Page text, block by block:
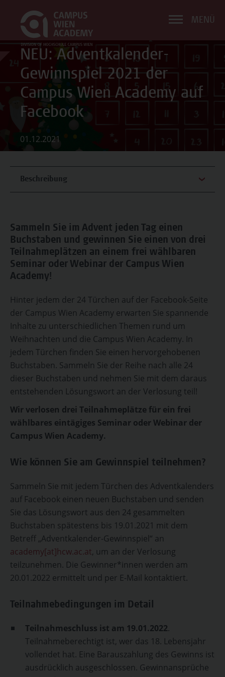
MENÜ
NEU: Adventkalender-
Gewinnspiel 2021 der
Campus Wien Academy auf
Facebook
01.12.2021
Beschreibung
Sammeln Sie im Advent jeden Tag einen
Buchstaben und gewinnen Sie einen von drei
Teilnahmeplätzen an einem frei wählbaren
Seminar oder Webinar der Campus Wien
Academy!
Hinter jedem der 24 Türchen auf der Facebook-Seite
der Campus Wien Academy erwarten Sie spannende
Inhalte zu unterschiedlichen Themen rund um
Weihnachten und die Campus Wien Academy. In
jedem Türchen finden Sie einen hervorgehobenen
Buchstaben. Sammeln Sie der Reihe nach alle 24
dieser Buchstaben und nehmen Sie mit dem daraus
entstehenden Lösungswort an der Verlosung teil!
Wir verlosen drei Teilnahmeplätze für ein frei
wählbares eintägiges Seminar oder Webinar der
Campus Wien Academy.
Wie können Sie am Gewinnspiel teilnehmen?
Sammeln Sie mit jedem Türchen des Adventkalenders
auf Facebook einen neuen Buchstaben und senden
Sie das Lösungswort aus den 24 gesammelten
Buchstaben spätestens bis 19.01.2021 mit dem
Betreff „Adventkalender-Gewinnspiel“ an
academy[at]hcw.ac.at, um an der Verlosung
teilzunehmen. Die Gewinner*innen werden am
20.01.2022 ermittelt und per E-Mail kontaktiert.
Teilnahmebedingungen im Detail
Teilnahmeschluss ist am 19.01.2022.
Teilnahmeberechtigt ist, wer das 18. Lebensjahr
vollendet hat. Eine Barauszahlung des Gewinns ist
ausdrücklich ausgeschlossen. Gewinnansprüche